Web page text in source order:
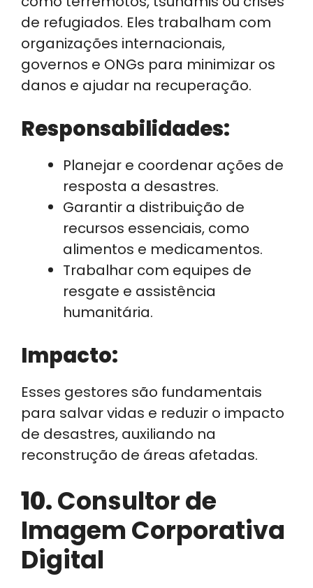
de refugiados. Eles trabalham com
organizações internacionais,
governos e ONGs para minimizar os
danos e ajudar na recuperação.
Responsabilidades:
Planejar e coordenar ações de
resposta a desastres.
Garantir a distribuição de
recursos essenciais, como
alimentos e medicamentos.
Trabalhar com equipes de
resgate e assistência
humanitária.
Impacto:
Esses gestores são fundamentais
para salvar vidas e reduzir o impacto
de desastres, auxiliando na
reconstrução de áreas afetadas.
10.Consultor de
Imagem Corporativa
Digital